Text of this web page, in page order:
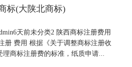
标(大陕北商标)
天前未分类2 陕西商标注册费用
册 费用 根据《关于调整商标注册收
理商标注册费的标准，纸质申请...